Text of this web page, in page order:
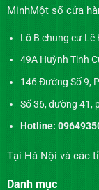
MinhMột số cửa
Lô B chung cư Lê
49A Huỳnh Tịnh
146 Đường Số 9,
Số 36, đường 41,
Hotline:
Tại Hà Nội và các
Danh mục